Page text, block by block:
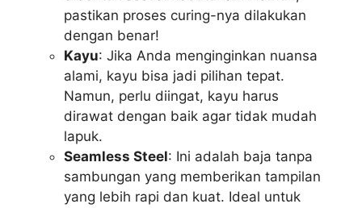
pastikan proses curing-nya dilakukan
dengan benar!
Kayu: Jika Anda menginginkan nuansa
alami, kayu bisa jadi pilihan tepat.
Namun, perlu diingat, kayu harus
dirawat dengan baik agar tidak mudah
lapuk.
Seamless Steel: Ini adalah baja tanpa
sambungan yang memberikan tampilan
yang lebih rapi dan kuat. Ideal untuk